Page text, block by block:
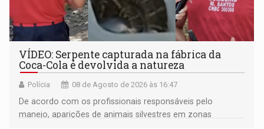
VÍDEO: Serpente capturada na fábrica da
Coca-Cola é devolvida a natureza
Polícia 08 de Agosto de 2026 às 16:47
De acordo com os profissionais responsáveis pelo
manejo, aparições de animais silvestres em zonas